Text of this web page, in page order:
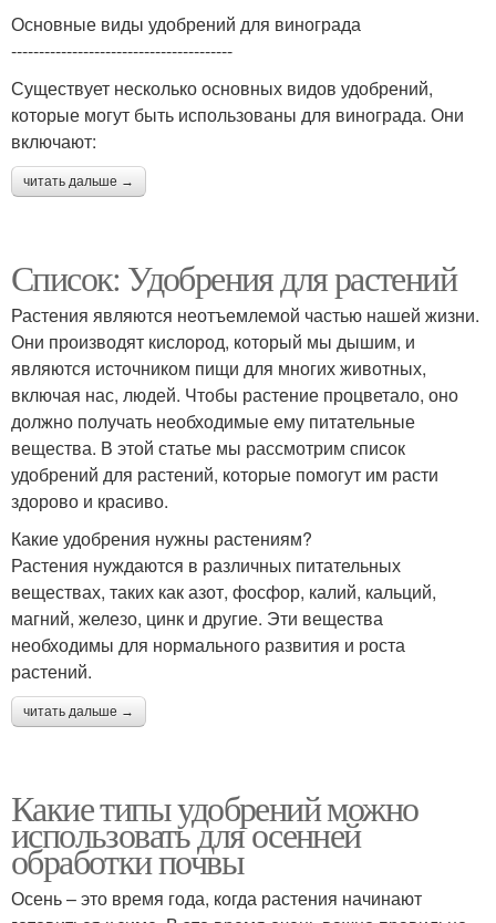
Основные виды удобрений для винограда
----------------------------------------
Существует несколько основных видов удобрений,
которые могут быть использованы для винограда. Они
включают:
читать дальше →
Список: Удобрения для растений
Растения являются неотъемлемой частью нашей жизни.
Они производят кислород, который мы дышим, и
являются источником пищи для многих животных,
включая нас, людей. Чтобы растение процветало, оно
должно получать необходимые ему питательные
вещества. В этой статье мы рассмотрим список
удобрений для растений, которые помогут им расти
здорово и красиво.
Какие удобрения нужны растениям?
Растения нуждаются в различных питательных
веществах, таких как азот, фосфор, калий, кальций,
магний, железо, цинк и другие. Эти вещества
необходимы для нормального развития и роста
растений.
читать дальше →
Какие типы удобрений можно
использовать для осенней
обработки почвы
Осень – это время года, когда растения начинают